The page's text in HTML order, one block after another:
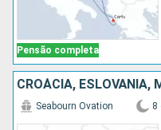
Pensão completa
CROÁCIA, ESLOVÃNIA,
Seabourn Ovation 8